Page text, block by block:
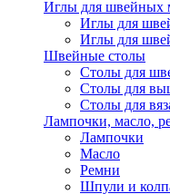
Иглы для швейных
Иглы для
Иглы для
Швейные столы
Столы для
Столы для
Столы для
Лампочки, масло,
Лампочки
Масло
Ремни
Шпули и